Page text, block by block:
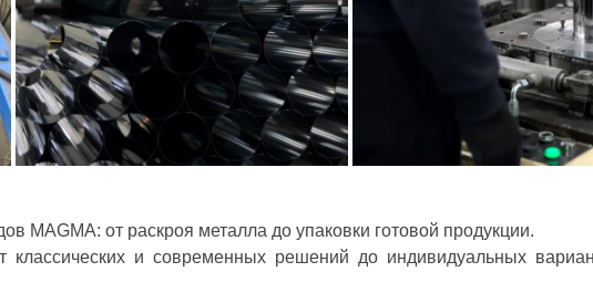
MAGMA: от раскроя металла до упаковки готовой продукции.
классических и современных решений до индивидуальных